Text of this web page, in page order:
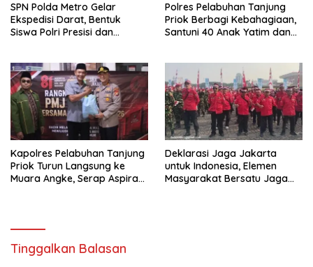
SPN Polda Metro Gelar
Ekspedisi Darat, Bentuk
Siswa Polri Presisi dan
Polres Pelabuhan Tanjung
Priok Berbagi Kebahagiaan,
Santuni 40 Anak Yatim dan
Kapolres Pelabuhan Tanjung
Priok Turun Langsung ke
Muara Angke, Serap Aspirasi
Deklarasi Jaga Jakarta
untuk Indonesia, Elemen
Masyarakat Bersatu Jaga
Tinggalkan Balasan